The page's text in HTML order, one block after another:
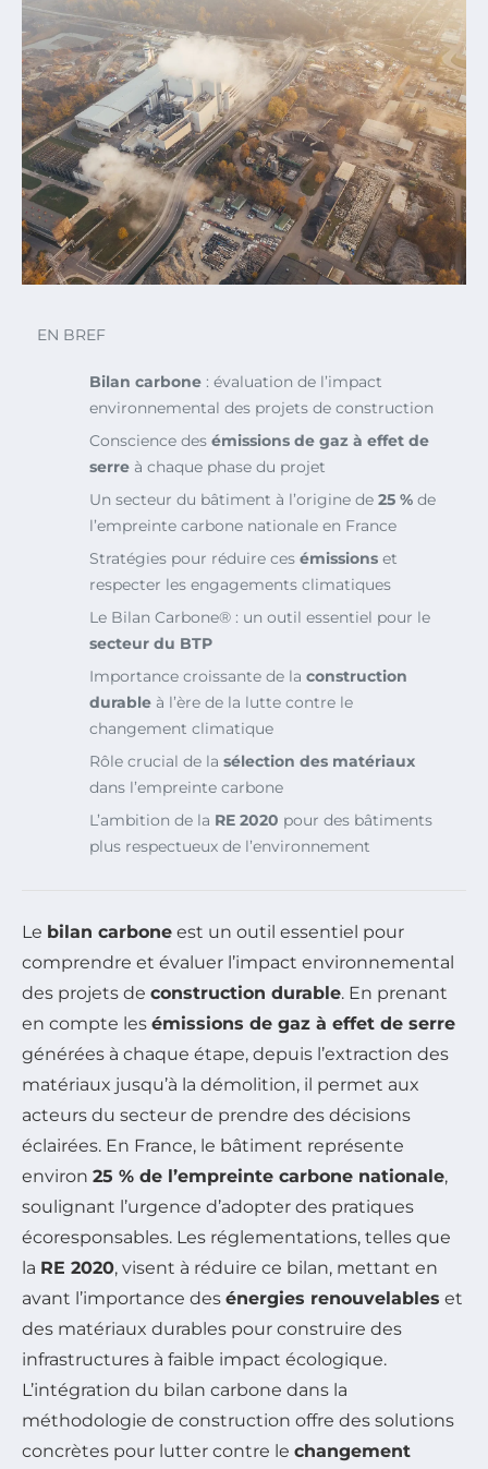
EN BREF
Bilan carbone : évaluation de l’impact
environnemental des projets de construction
Conscience des émissions de gaz à effet de
serre à chaque phase du projet
Un secteur du bâtiment à l’origine de 25 % de
l’empreinte carbone nationale en France
Stratégies pour réduire ces émissions et
respecter les engagements climatiques
Le Bilan Carbone® : un outil essentiel pour le
secteur du BTP
Importance croissante de la construction
durable à l’ère de la lutte contre le
changement climatique
Rôle crucial de la sélection des matériaux
dans l’empreinte carbone
L’ambition de la RE 2020 pour des bâtiments
plus respectueux de l’environnement
Le bilan carbone est un outil essentiel pour
comprendre et évaluer l’impact environnemental
des projets de construction durable. En prenant
en compte les émissions de gaz à effet de serre
générées à chaque étape, depuis l’extraction des
matériaux jusqu’à la démolition, il permet aux
acteurs du secteur de prendre des décisions
éclairées. En France, le bâtiment représente
environ 25 % de l’empreinte carbone nationale,
soulignant l’urgence d’adopter des pratiques
écoresponsables. Les réglementations, telles que
la RE 2020, visent à réduire ce bilan, mettant en
avant l’importance des énergies renouvelables et
des matériaux durables pour construire des
infrastructures à faible impact écologique.
L’intégration du bilan carbone dans la
méthodologie de construction offre des solutions
concrètes pour lutter contre le changement